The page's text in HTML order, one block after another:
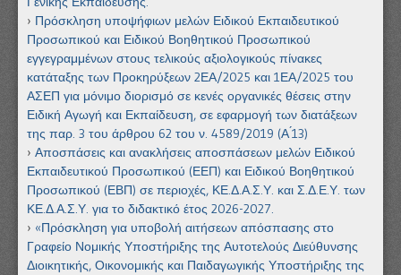
Πρόσκληση υποψήφιων μελών Ειδικού Εκπαιδευτικού
Προσωπικού και Ειδικού Βοηθητικού Προσωπικού
εγγεγραμμένων στους τελικούς αξιολογικούς πίνακες
κατάταξης των Προκηρύξεων 2ΕΑ/2025 και 1ΕΑ/2025 του
ΑΣΕΠ για μόνιμο διορισμό σε κενές οργανικές θέσεις στην
Ειδική Αγωγή και Εκπαίδευση, σε εφαρμογή των διατάξεων
της παρ. 3 του άρθρου 62 του ν. 4589/2019 (Α ́13)
Αποσπάσεις και ανακλήσεις αποσπάσεων μελών Ειδικού
Εκπαιδευτικού Προσωπικού (ΕΕΠ) και Ειδικού Βοηθητικού
Προσωπικού (ΕΒΠ) σε περιοχές, ΚΕ.Δ.Α.Σ.Υ. και Σ.Δ.Ε.Υ. των
ΚΕ.Δ.Α.Σ.Υ. για το διδακτικό έτος 2026-2027.
«Πρόσκληση για υποβολή αιτήσεων απόσπασης στο
Γραφείο Νομικής Υποστήριξης της Αυτοτελούς Διεύθυνσης
Διοικητικής, Οικονομικής και Παιδαγωγικής Υποστήριξης της